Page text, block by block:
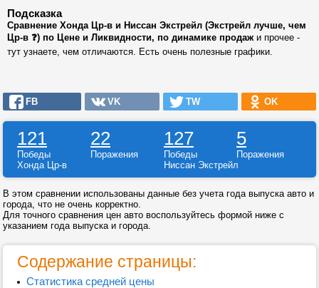
Подсказка
Сравнение Хонда Цр-в и Ниссан Экстрейл (Экстрейл лучше, чем
Цр-в ❓) по Цене и Ликвидности, по динамике продажи прочее -
тут узнаете, чем отличаются. Есть очень полезные графики.
FB VK TW OK
121 22 127 5
Победы Поражения Победы
Поражения
Хонда Цр-в
Ниссан Экстрейл
В этом сравнении использованы данные без учета года выпуска авто и
города, что не очень корректно.
Для точного сравнения цен авто воспользуйтесь формой ниже с
указанием года выпуска и города.
Содержание страницы:
Статистика средней цены